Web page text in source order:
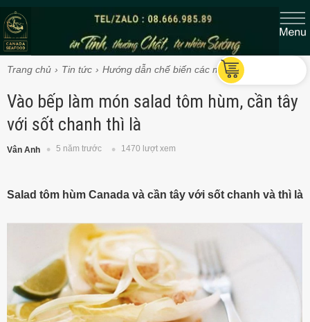
Trang chủ Tin tức Hướng dẫn chế biến các món Tôm hùm
Vào bếp làm món salad tôm hùm, cần tây
với sốt chanh thì là
Vân Anh 5 năm trước 1470 lượt xem
Salad tôm hùm Canada và cần tây với sốt chanh và thì là